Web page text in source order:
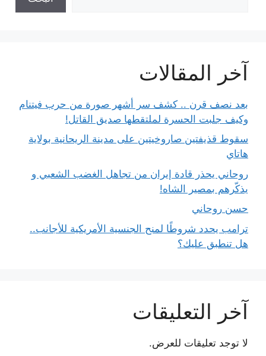
آخر المقالات
بعد نصف قرن .. كشف سر أشهر صورة من حرب فيتنام
وكيف جلبت الحسرة لملتقطها صديق القاتل!
سقوط قذيفتين صاروخيتين على مدينة الريحانية بولاية
هاتاي
روحاني يحذر قادة إيران من تجاهل الغضب الشعبي و
يذكّرهم بمصير الشاه!
حسن روحاني
ترامب يحدد شروطًا لمنح الجنسية الأمريكية للأجانب..
هل تنطبق عليك؟
آخر التعليقات
لا توجد تعليقات للعرض.